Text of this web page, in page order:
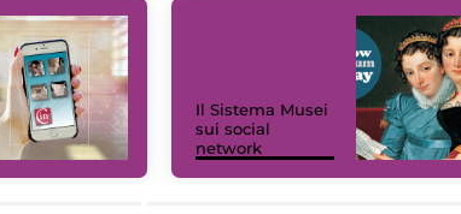
Il Sistema Musei
sui social
network